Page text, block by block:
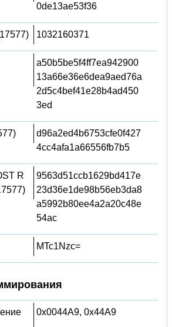
0de13ae53f36
1032160371
a50b5be5f4ff7ea942900
13a66e36e6dea9aed76a
2d5c4bef41e28b4ad450
3ed
d96a2ed4b6753cfe0f427
4cc4afa1a66556fb7b5
R
9563d51ccb1629bd417e
23d36e1de98b56eb3da8
a5992b80ee4a2a20c48e
54ac
MTc1Nzc=
0x0044A9, 0x44A9